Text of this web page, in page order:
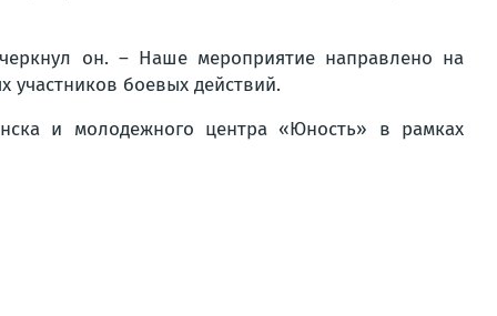
он. – Наше мероприятие направлено на
участников боевых действий.
и молодежного центра «Юность» в рамках